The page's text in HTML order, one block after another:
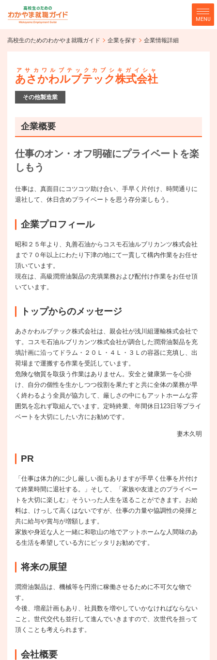
企業を探す
高校生のためのわかやま就職ガ
MENU
高校生のためのわかやま就職ガイド 企業を探す 企業情報詳細
あさかわルブテック株式会社
アサカワルブテックカブシキガイシャ
その他製造業
企業概要
仕事のオン・オフ明確にプライベートを楽
しもう
仕事は、真面目にコツコツ助け合い、手早く片付け、時間通りに
退社して、休日含めプライベートを思う存分楽しもう。
企業プロフィール
昭和２５年より、丸善石油からコスモ石油ルブリカンツ株式会社
まで７０年以上にわたり下津の地にて一貫して構内作業をお任せ
頂いています。
現在は、高級潤滑油製品の充填業務および配付け作業をお任せ頂
いています。
トップからのメッセージ
あさかわルブテック株式会社は、親会社が浅川組運輸株式会社で
す。コスモ石油ルブリカンツ株式会社が調合した潤滑油製品を充
填計画に沿ってドラム・２０Ｌ・４Ｌ・３Ｌの容器に充填し、出
荷場まで運搬する作業を受託しています。
危険な物質を取扱う作業はありません。安全と健康第一を心掛
け、自分の個性を生かしつつ役割を果たすと共に全体の業務が早
く終わるよう全員が協力して、厳しさの中にもアットホームな雰
囲気を忘れず取組んでいます。定時終業、年間休日123日等プライ
ベートを大切にしたい方にお勧めです。
妻木久明
PR
「仕事は体力的に少し厳しい面もありますが手早く仕事を片付け
て終業時間に退社する。」そして、「家族や友達とのプライベー
トを大切に楽しむ」そういった人生を送ることができます。お給
料は、けっして高くはないですが、仕事の力量や協調性の発揮と
共に給与や賞与が増額します。
家族や身近な人と一緒に和歌山の地でアットホームな人間味のあ
る生活を希望している方にピッタリお勧めです。
将来の展望
潤滑油製品は、機械等を円滑に稼働させるために不可欠な物で
す。
今後、増産計画もあり、社員数を増やしていかなければならない
こと。世代交代も並行して進んでいきますので、次世代を担って
頂くことも考えられます。
会社概要